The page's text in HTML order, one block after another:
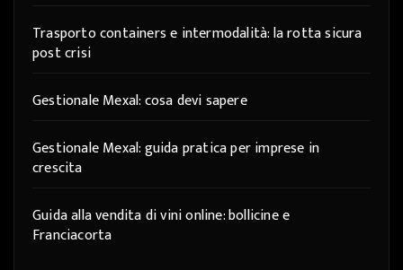
Trasporto containers e intermodalità: la rotta sicura
post crisi
Gestionale Mexal: cosa devi sapere
Gestionale Mexal: guida pratica per imprese in
crescita
Guida alla vendita di vini online: bollicine e
Franciacorta